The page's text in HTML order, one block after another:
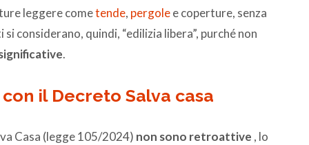
leggere cometende, pergolee coperture, senza
considerano, quindi, “edilizia libera”, purché non
.
il Decreto Salva casa
Casa (legge 105/2024) non sono retroattive , lo